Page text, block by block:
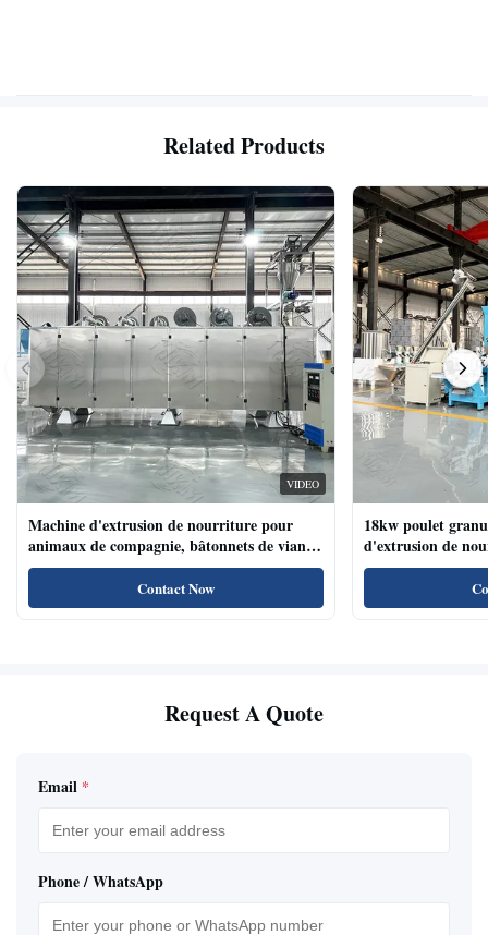
Related Products
VIDEO
Machine d'extrusion de nourriture pour
animaux de compagnie, bâtonnets de viande
de chien, machine d'extrusion de nourriture
pour animaux de compagnie avec système de
plateau automatique
Contact Now
18kw poulet
d'extrusion de
compagnie haute
naturels de
Request A Quote
Email *
Phone / WhatsApp